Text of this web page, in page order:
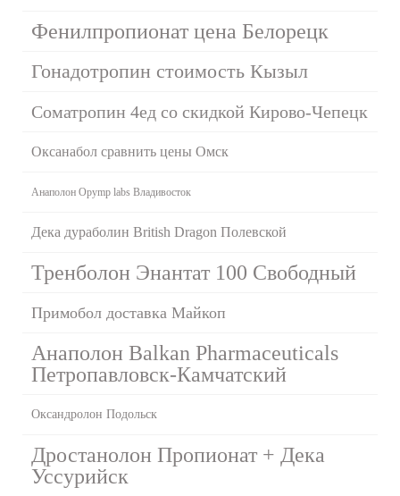
Фенилпропионат цена Белорецк
Гонадотропин стоимость Кызыл
Cоматропин 4ед со скидкой Кирово-Чепецк
Оксанабол сравнить цены Омск
Анаполон Opymp labs Владивосток
Дека дураболин British Dragon Полевской
Тренболон Энантат 100 Свободный
Примобол доставка Майкоп
Анаполон Balkan Pharmaceuticals
Петропавловск-Камчатский
Оксандролон Подольск
Дростанолон Пропионат + Дека
Уссурийск